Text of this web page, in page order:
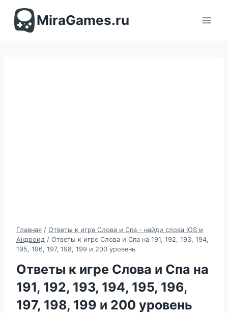
содержимомуMiraGames.ru
Главная / Ответы к игре Слова и Спа - найди слова IOS и
Андроид / Ответы к игре Слова и Спа на 191, 192, 193, 194,
195, 196, 197, 198, 199 и 200 уровень
Ответы к игре Слова и Спа на
191, 192, 193, 194, 195, 196,
197, 198, 199 и 200 уровень